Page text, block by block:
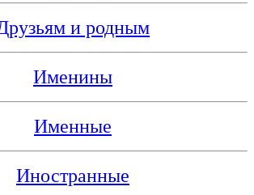
и родным
Именины
Именные
Иностранные